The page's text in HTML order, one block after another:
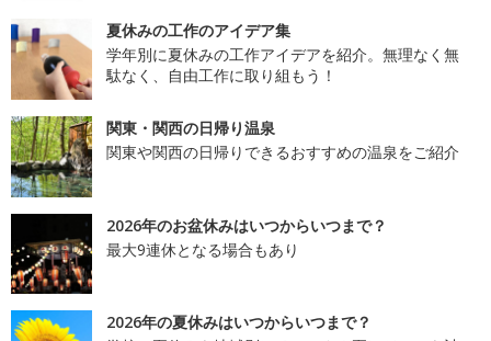
夏休みの工作のアイデア集
学年別に夏休みの工作アイデアを紹介。無理なく無
駄なく、自由工作に取り組もう！
関東・関西の日帰り温泉
関東や関西の日帰りできるおすすめの温泉をご紹介
2026年のお盆休みはいつからいつまで？
最大9連休となる場合もあり
2026年の夏休みはいつからいつまで？